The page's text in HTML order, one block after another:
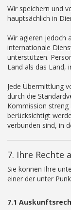
Wir speichern und
hauptsächlich in
Wir agieren jedoch
internationale
unterstützen.
Land als das Land,
Jede Übermittlung
durch die
Kommission streng
berücksichtigt
verbunden sind, in
7. Ihre Rechte
Sie können Ihre
einer der unter
7.1